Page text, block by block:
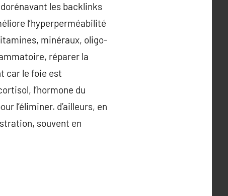
les backlinks
l’hyperperméabilité
minéraux, oligo-
réparer la
car le foie est
l’hormone du
l’éliminer. d’ailleurs, en
souvent en